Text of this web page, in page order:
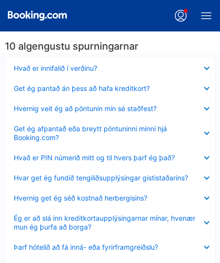
10 algengustu spurningarnar
Hvað er innifalið í verðinu?
sýnt
Get ég pantað án þess að hafa kreditkort?
sýnt
Hvernig veit ég að pöntunin mín sé staðfest?
sýnt
Get ég afpantað eða breytt pöntuninni minni hjá
Booking.com?
sýnt
Hvað er PIN númerið mitt og til hvers þarf ég það?
sýnt
Hvar get ég fundið tengiliðsupplýsingar gististaðarins?
sýnt
Hvernig get ég séð kostnað herbergisins?
sýnt
Ég er að slá inn kreditkortaupplýsingarnar mínar, hvenær
mun ég þurfa að borga?
Minna
sýnt
Þarf hótelið að fá inná- eða fyrirframgreiðslu?
sýnt